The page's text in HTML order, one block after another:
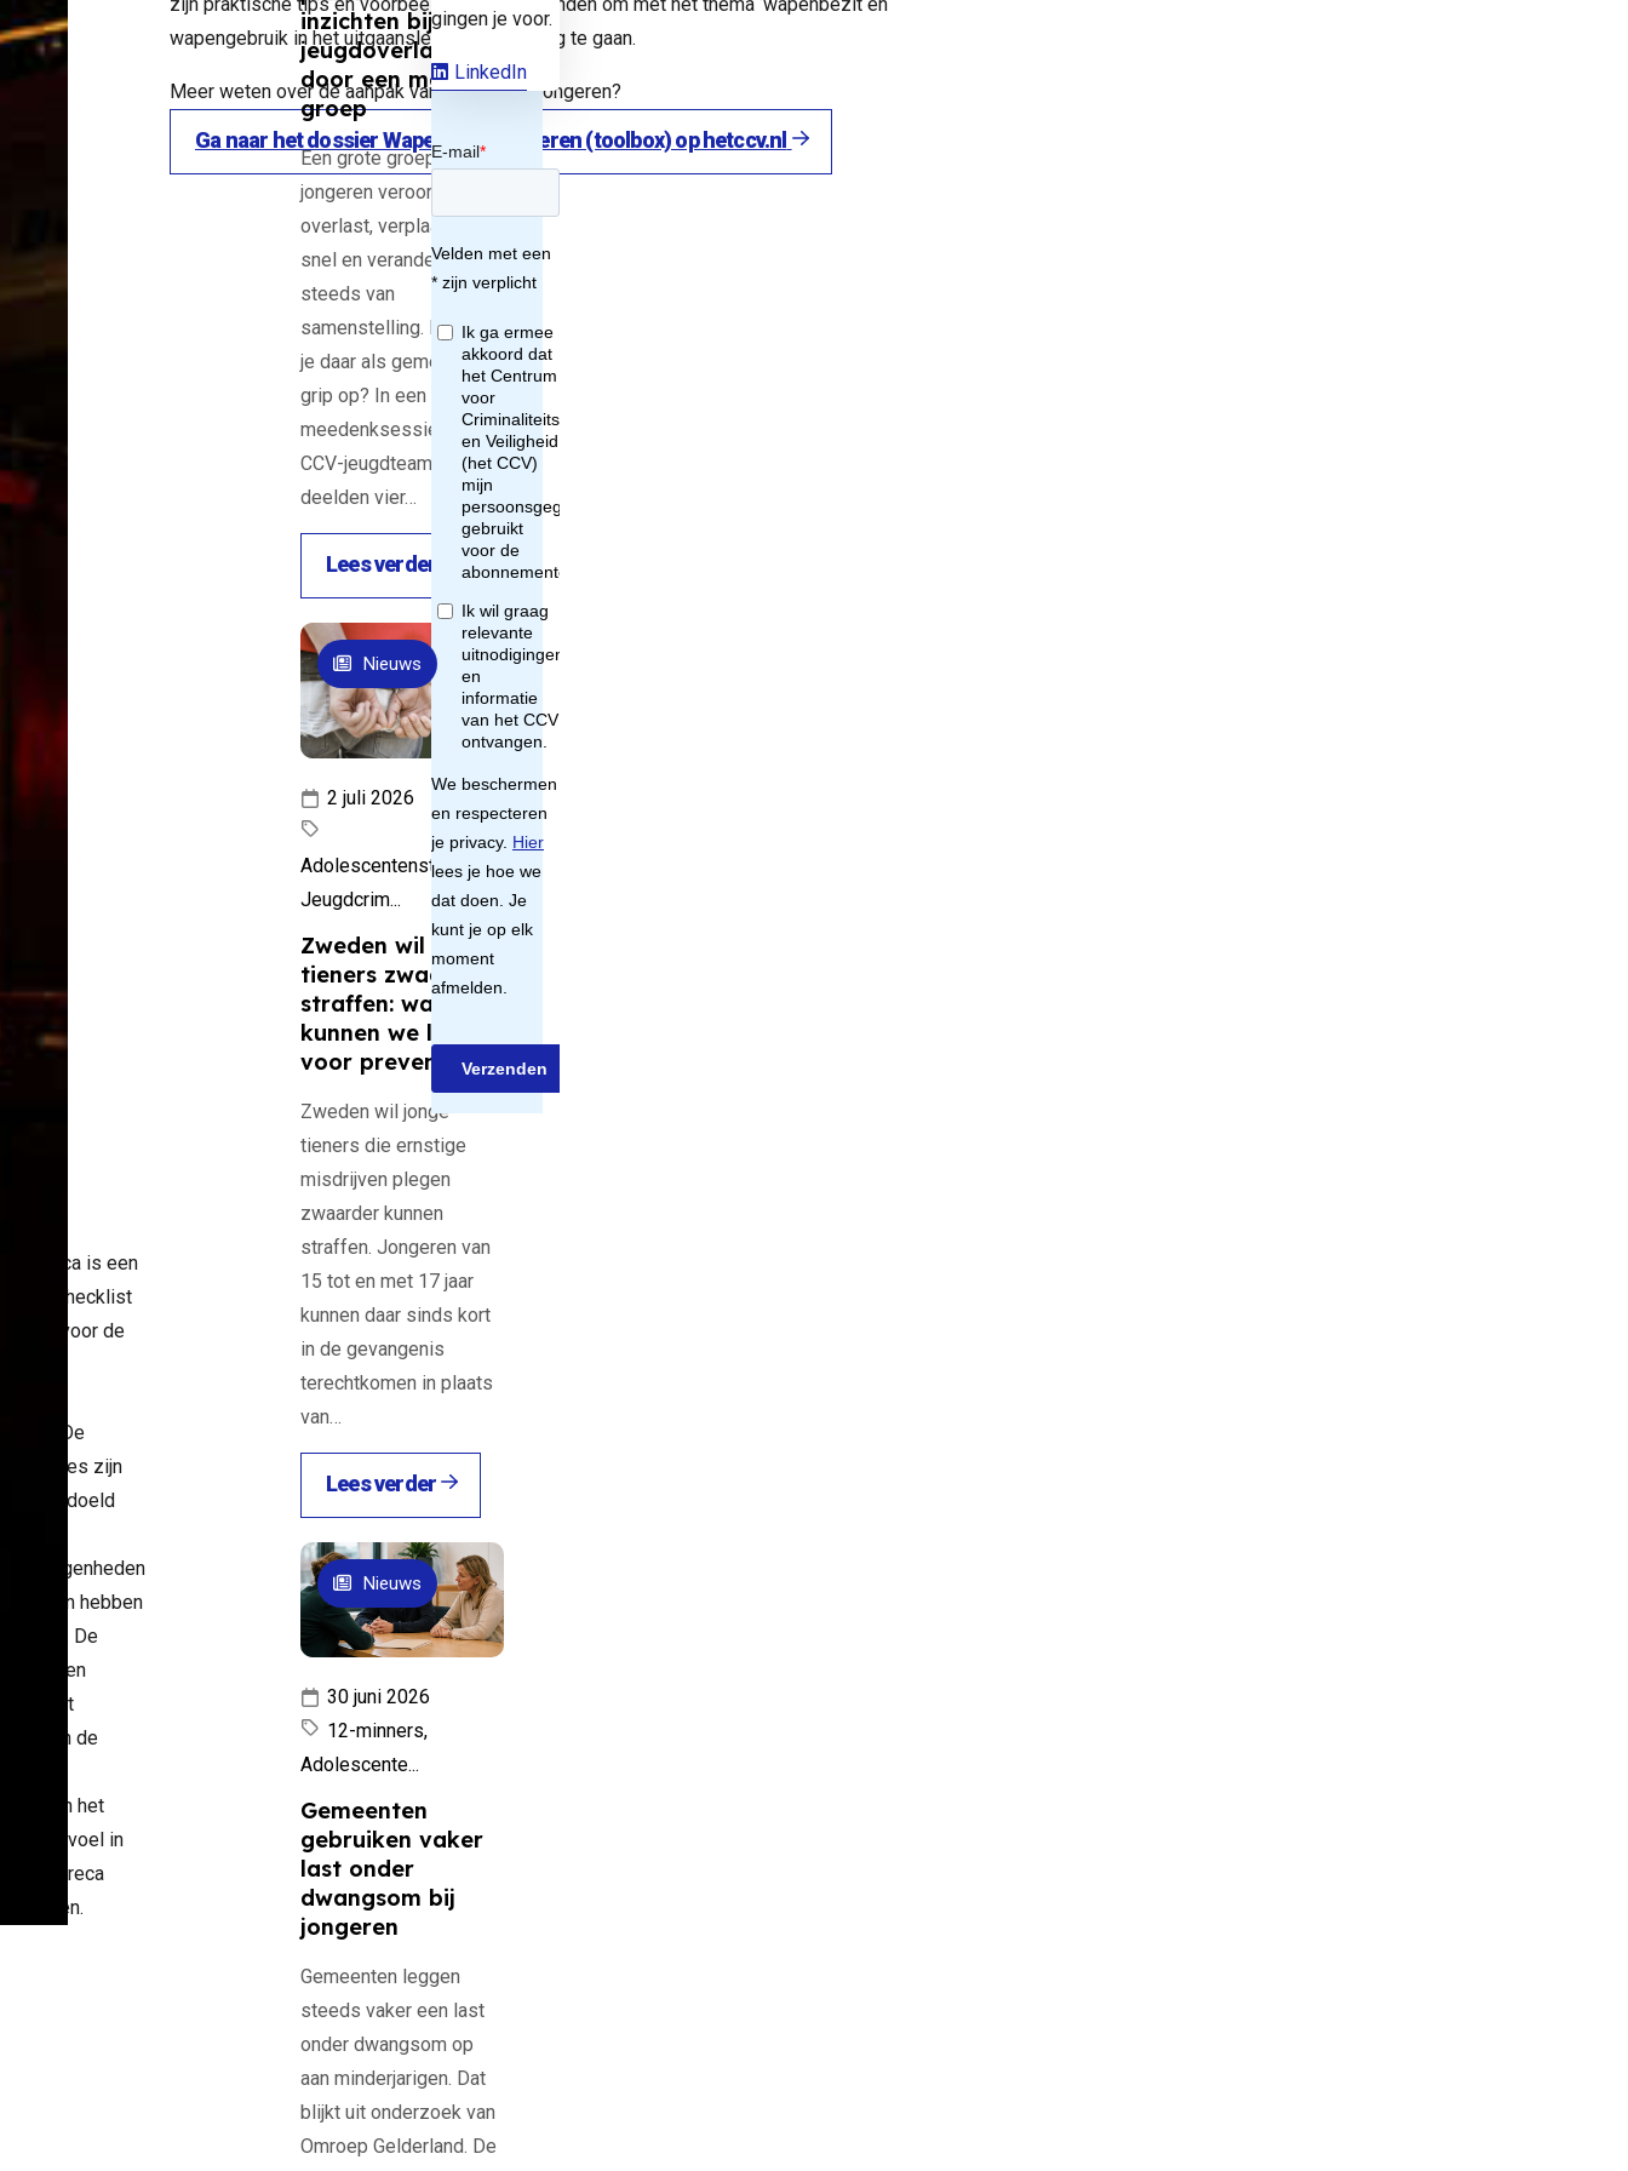
horeca is een
checklist
voor de
De
zijn
bedoeld
hebben
De
is een
dat
in de
en het
in
de horeca
wapengebruik in het uitgaansleven’ aan de slag te gaan.
Meer weten over de aanpak van wapens bij jongeren?
Ga naar het dossier Wapens en Jongeren (toolbox) op hetccv.nl
inzichten bij
jeugdoverlast
door een mobiele
groep
Een grote groep
jongeren veroorzaakt
overlast, verplaatst zich
snel en verandert
steeds van
samenstelling. Hoe krijg
je daar als gemeente
grip op? In een
meedenksessie van het
CCV-jeugdteam
deelden vier…
Lees verder
Zweden wil jonge
tieners zwaarder
straffen: wat
kunnen we leren
voor preventie?
Zweden wil jonge
tieners die ernstige
misdrijven plegen
zwaarder kunnen
straffen. Jongeren van
15 tot en met 17 jaar
kunnen daar sinds kort
in de gevangenis
terechtkomen in plaats
van…
2 juli 2026
Adolescentenstrafrecht,
Jeugdcrim...
Lees verder
Nieuws
Gemeenten
gebruiken vaker
last onder
dwangsom bij
jongeren
Gemeenten leggen
steeds vaker een last
onder dwangsom op
aan minderjarigen. Dat
blijkt uit onderzoek van
Omroep Gelderland. De
30 juni 2026
12-minners,
Adolescente...
Nieuws
gingen je voor.
LinkedIn